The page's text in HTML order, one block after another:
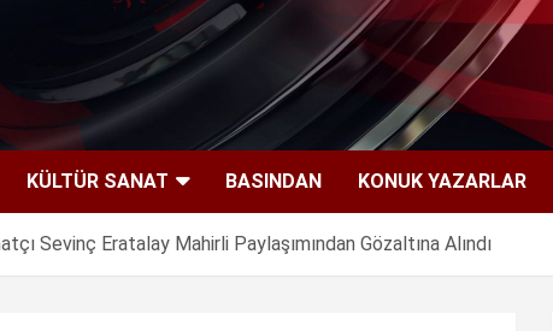
KÜLTÜR SANAT BASINDAN KONUK YAZARLAR
Sevinç Eratalay Mahirli Paylaşımından Gözaltına Alındı